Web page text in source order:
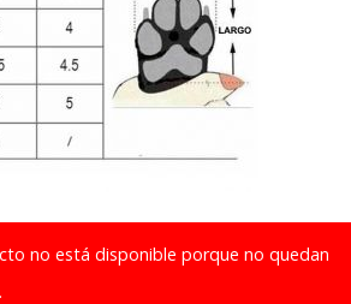
no está disponible porque no quedan